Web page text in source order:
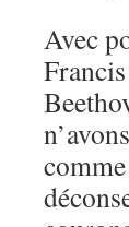
Avec